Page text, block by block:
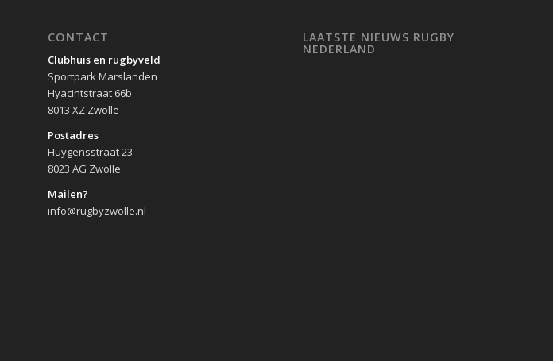
CONTACT
Clubhuis en rugbyveld
Sportpark Marslanden
Hyacintstraat 66b
8013 XZ Zwolle
Postadres
Huygensstraat 23
8023 AG Zwolle
Mailen?
info@rugbyzwolle.nl
LAATSTE NIEUWS RUGBY
NEDERLAND